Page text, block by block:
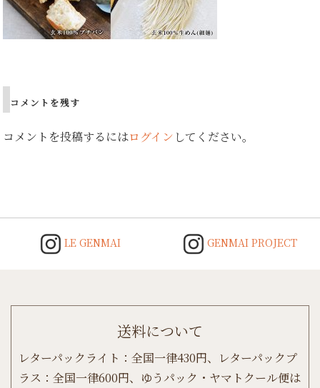
コメントを残す
コメントを投稿するにはログイン してください。
LE GENMAI GENMAI PROJECT
送料について
レターパックライト：全国一律430円、レターパックプ
ラス：全国一律600円、ゆうパック・ヤマトクール便は